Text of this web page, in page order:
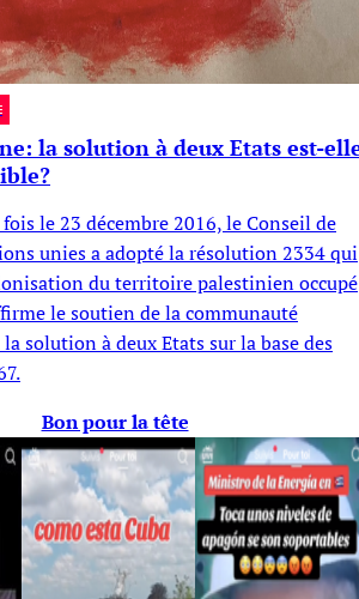
la solution à deux Etats est-
le 23 décembre 2016, le Conseil de
unies a adopté la résolution 2334 qui
du territoire palestinien occupé
le soutien de la communauté
solution à deux Etats sur la base des
Bon pour la tête